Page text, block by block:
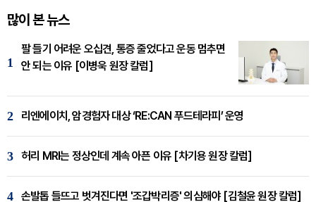
많이 본 뉴스
1
팔 들기 어려운 오십견, 통증 줄었다고 운동 멈추면
안 되는 이유 [이병욱 원장 칼럼]
2 리엔에이치, 암경험자 대상 ‘RE:CAN 푸드테라피’ 운영
3 허리 MRI는 정상인데 계속 아픈 이유 [차기용 원장 칼럼]
4 손발톱 들뜨고 벗겨진다면 '조갑박리증' 의심해야 [김철윤 원장 칼럼]